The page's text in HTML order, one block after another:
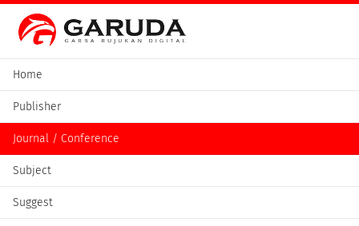
Home
Publisher
Journal / Conference
Subject
Suggest